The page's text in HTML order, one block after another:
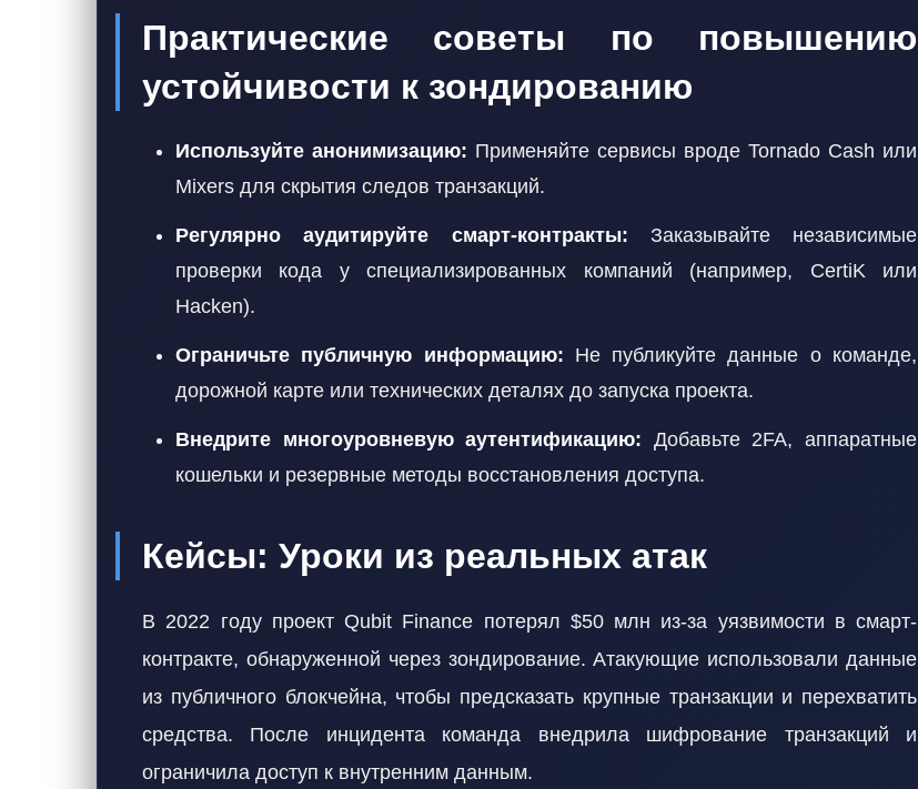
Практические советы по повышению
устойчивости к зондированию
Используйте анонимизацию: Применяйте сервисы вроде Tornado Cash или
Mixers для скрытия следов транзакций.
Регулярно аудитируйте смарт-контракты: Заказывайте независимые
проверки кода у специализированных компаний (например, CertiK или
Hacken).
Ограничьте публичную информацию: Не публикуйте данные о команде,
дорожной карте или технических деталях до запуска проекта.
Внедрите многоуровневую аутентификацию: Добавьте 2FA, аппаратные
кошельки и резервные методы восстановления доступа.
Кейсы: Уроки из реальных атак
В 2022 году проект Qubit Finance потерял $50 млн из-за уязвимости в смарт-
контракте, обнаруженной через зондирование. Атакующие использовали данные
из публичного блокчейна, чтобы предсказать крупные транзакции и перехватить
средства. После инцидента команда внедрила шифрование транзакций и
ограничила доступ к внутренним данным.